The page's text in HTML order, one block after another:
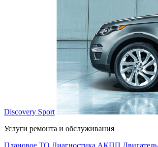
Discovery Sport
Услуги ремонта и обслуживания
Плановое ТО Диагностика АКПП Двигатель